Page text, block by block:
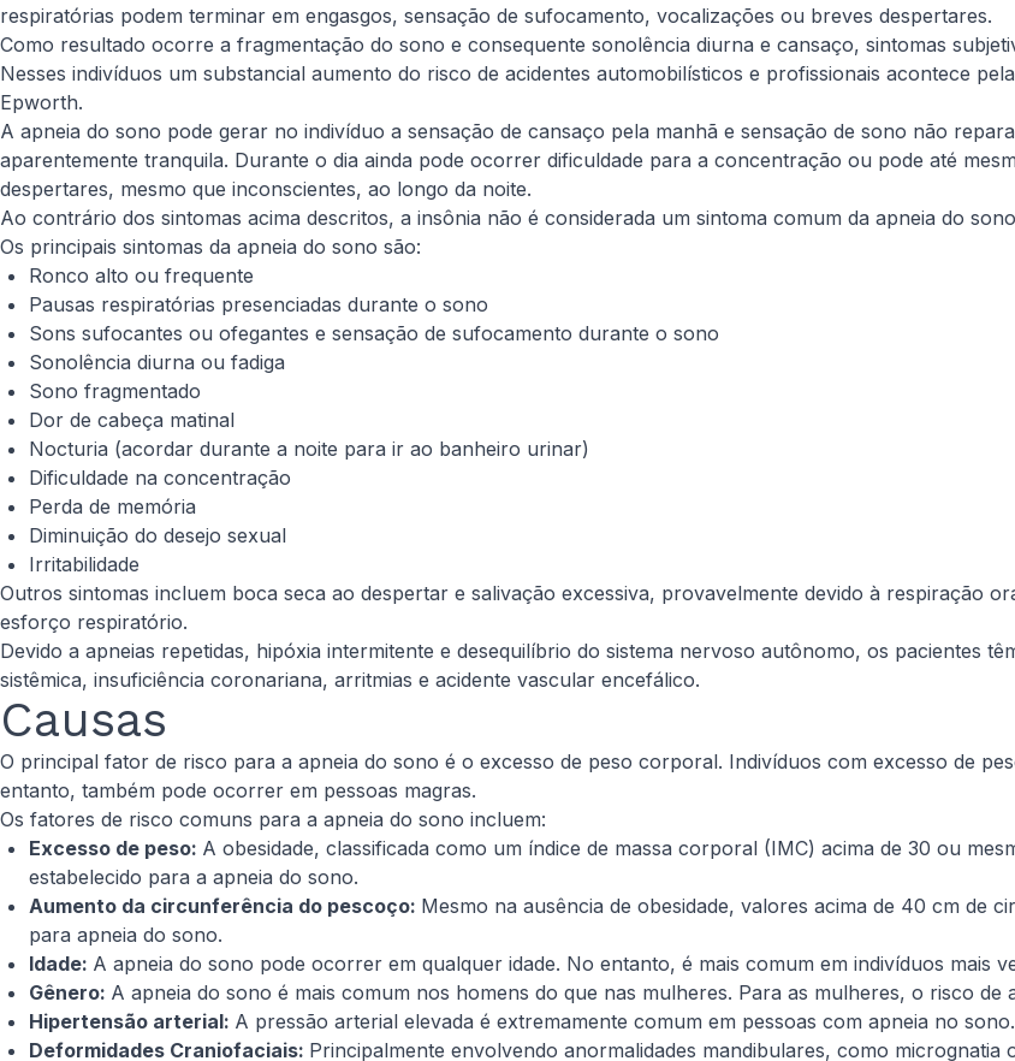
respiratórias podem terminar em engasgos, sensação de sufocamento, vocalizações ou breves despertares.
Como resultado ocorre a fragmentação do sono e consequente sonolência diurna e cansaço, sintomas
Nesses indivíduos um substancial aumento do risco de acidentes automobilísticos e profissionais acontece
Epworth.
A apneia do sono pode gerar no indivíduo a sensação de cansaço pela manhã e sensação de sono não
aparentemente tranquila. Durante o dia ainda pode ocorrer dificuldade para a concentração ou pode até
despertares, mesmo que inconscientes, ao longo da noite.
Ao contrário dos sintomas acima descritos, a insônia não é considerada um sintoma comum da apneia do
Os principais sintomas da apneia do sono são:
​Ronco alto ou frequente
Pausas respiratórias presenciadas durante o sono
Sons sufocantes ou ofegantes e sensação de sufocamento durante o sono
Sonolência diurna ou fadiga
Sono fragmentado
Dor de cabeça matinal
Nocturia (acordar durante a noite para ir ao banheiro urinar)
Dificuldade na concentração
Perda de memória
Diminuição do desejo sexual
Irritabilidade
Outros sintomas incluem boca seca ao despertar e salivação excessiva, provavelmente devido à respiração
esforço respiratório.
Devido a apneias repetidas, hipóxia intermitente e desequilíbrio do sistema nervoso autônomo, os pacientes
sistêmica, insuficiência coronariana, arritmias e acidente vascular encefálico.
Causas
O principal fator de risco para a apneia do sono é o excesso de peso corporal. Indivíduos com excesso de
entanto, também pode ocorrer em pessoas magras.
Os fatores de risco comuns para a apneia do sono incluem:
Excesso de peso: A obesidade, classificada como um índice de massa corporal (IMC) acima de 30 ou
estabelecido para a apneia do sono.
Aumento da circunferência do pescoço: Mesmo na ausência de obesidade, valores acima de 40 cm de
para apneia do sono.
Idade: A apneia do sono pode ocorrer em qualquer idade. No entanto, é mais comum em indivíduos mais
Gênero: A apneia do sono é mais comum nos homens do que nas mulheres. Para as mulheres, o risco de
Hipertensão arterial: A pressão arterial elevada é extremamente comum em pessoas com apneia no sono.
Deformidades Craniofaciais: Principalmente envolvendo anormalidades mandibulares, como